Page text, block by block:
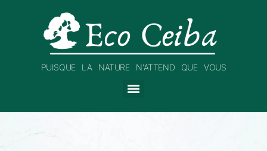
PUISQUE LA NATURE N'ATTEND QUE VOUS